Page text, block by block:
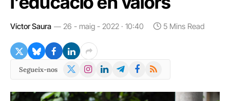
Víctor Saura 26 - maig - 2022 · 10:40 5 Mins Read
Segueix-nos
X
Instagram
LinkedInTelegramFacebook
RSS